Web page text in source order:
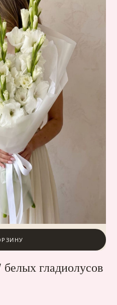
гладиолусов